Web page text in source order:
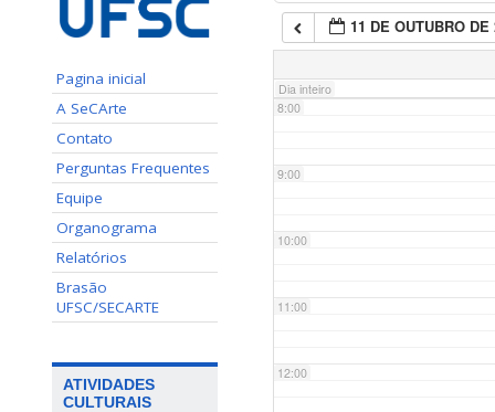
Pagina inicial
A SeCArte
Contato
Perguntas Frequentes
Equipe
Organograma
Relatórios
Brasão
UFSC/SECARTE
ATIVIDADES
CULTURAIS
11 DE OUTUBRO DE
Dia inteiro
7:00
8:00
9:00
10:00
11:00
12:00